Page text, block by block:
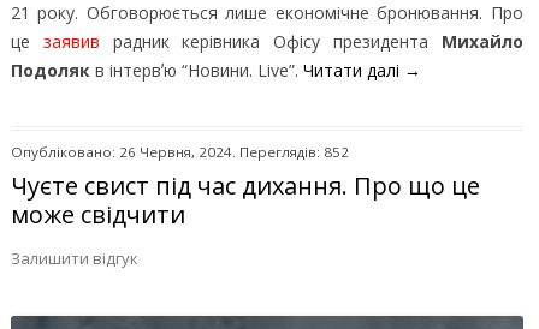
21 року. Обговорюється лише економічне бронювання. Про
це заявив радник керівника Офісу президента Михайло
Подолякв інтервʼю “Новини. Live”. Читати далі →
Опубліковано: 26 Червня, 2024. Переглядів: 852
Чуєте свист під час дихання. Про що це
може свідчити
Залишити відгук